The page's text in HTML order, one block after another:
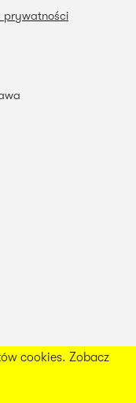
cookies. Zobacz
cookies. Zobacz
prywatności